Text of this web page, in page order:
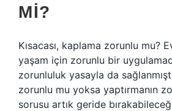
MI?
Kısacası, kaplama zorunlu mu?
yaşam için zorunlu bir
zorunluluk yasayla da
zorunlu mu yoksa yaptırmanın
sorusu artık geride